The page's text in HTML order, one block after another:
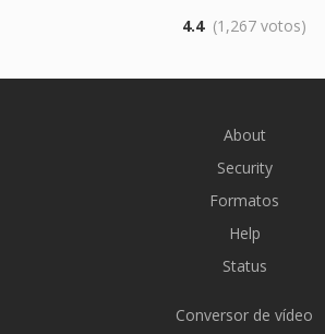
4.4 (1,267 votos)
About
Security
Formatos
Help
Status
Conversor de vídeo